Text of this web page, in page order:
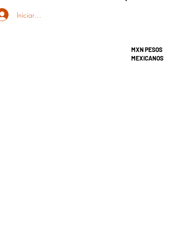
MXN PESOS
MEXICANOS
Iniciar sesión